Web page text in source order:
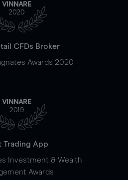
VINNARE
2020
CFDs Broker
Awards 2020
VINNARE
2019
Trading App
Investment & Wealth
Awards